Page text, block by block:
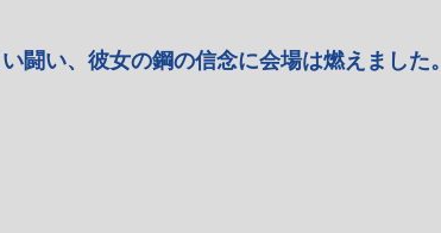
闘い、彼女の鋼の信念に会場は燃えました。